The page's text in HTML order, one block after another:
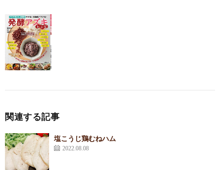
関連する記事
塩こうじ鶏むねハム
2022.08.08